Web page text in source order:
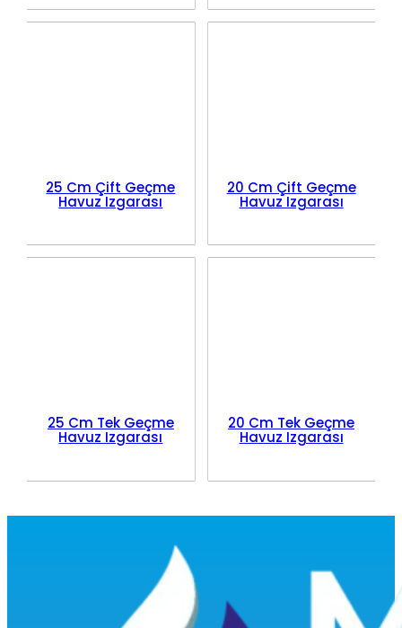
25 Cm Çift Geçme
Havuz Izgarası
20 Cm Çift Geçme
Havuz Izgarası
25 Cm Tek Geçme
Havuz Izgarası
20 Cm Tek Geçme
Havuz Izgarası